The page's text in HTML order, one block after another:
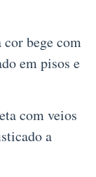
bege com
em pisos e
com veios
a